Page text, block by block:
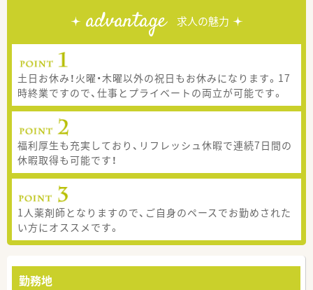
advantage 求人の魅力
土日お休み！火曜・木曜以外の祝日もお休みになります。17
時終業ですので、仕事とプライベートの両立が可能です。
福利厚生も充実しており、リフレッシュ休暇で連続7日間の
休暇取得も可能です！
1人薬剤師となりますので、ご自身のペースでお勤めされた
い方にオススメです。
勤務地